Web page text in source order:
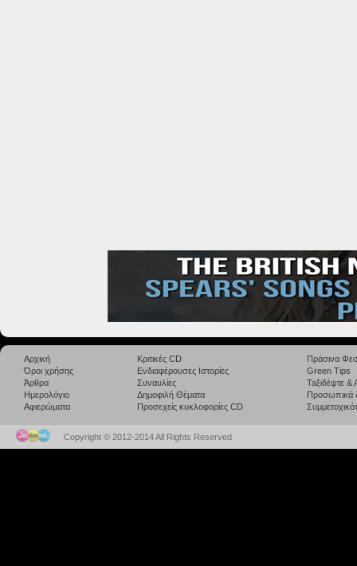
Αρχική
Όροι χρήσης
Άρθρα
Ημερολόγιο
Αφιερώματα
Κριτικές CD
Ενδιαφέρουσες Ιστορίες
Συναυλίες
Δημοφιλή Θέματα
Προσεχείς κυκλοφορίες CD
Πράσινα
Green Tips
Taξιδέψτε
Προσωπικά
Copyright © 2012-2014 All Rights Reserved